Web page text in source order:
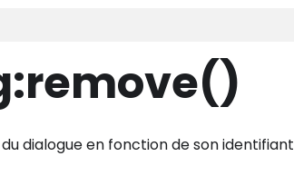
:remove()
dialogue en fonction de son identifiant